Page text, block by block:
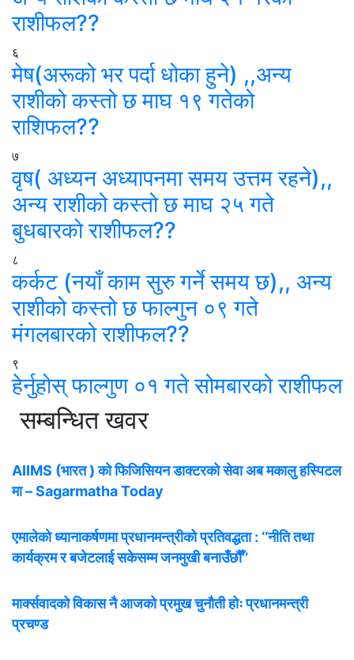
राशीफल??
६
मेष(अरूको भर पर्दा धोका हुने) ,,अन्य
राशीको कस्तो छ माघ १९ गतेको
राशिफल??
७
वृष( अध्यन अध्यापनमा समय उत्तम रहने),,
अन्य राशीको कस्तो छ माघ २५ गते
बुधबारको राशीफल??
८
कर्कट (नयाँ काम सुरु गर्ने समय छ),, अन्य
राशीको कस्तो छ फाल्गुन ०९ गते
मंगलबारको राशीफल??
९
हेर्नुहोस् फाल्गुण ०१ गते सोमबारको राशीफल
सम्बन्धित खवर
AIIMS (भारत ) को फिजिसियन डाक्टरको सेवा अब मकालु हस्पिटल
मा – Sagarmatha Today
एमालेको ध्यानाकर्षणमा प्रधानमन्त्रीको प्रतिवद्धता : ‘‘नीति तथा
कार्यक्रम र बजेटलाई सकेसम्म जनमुखी बनाउँछौँ’’
मार्क्सवादको विकास नै आजको प्रमुख चुनौती होः प्रधानमन्त्री
प्रचण्ड